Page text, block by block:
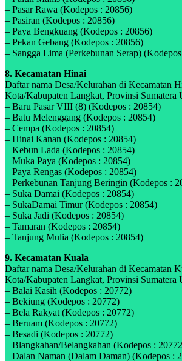
– Pasar Rawa (Kodepos : 20856)
– Pasiran (Kodepos : 20856)
– Paya Bengkuang (Kodepos : 20856)
– Pekan Gebang (Kodepos : 20856)
– Sangga Lima (Perkebunan Serap)
8. Kecamatan Hinai
Daftar nama Desa/Kelurahan di Kecamatan
Kota/Kabupaten Langkat, Provinsi Sumatera
– Baru Pasar VIII (8) (Kodepos : 20854)
– Batu Melenggang (Kodepos : 20854)
– Cempa (Kodepos : 20854)
– Hinai Kanan (Kodepos : 20854)
– Kebun Lada (Kodepos : 20854)
– Muka Paya (Kodepos : 20854)
– Paya Rengas (Kodepos : 20854)
– Perkebunan Tanjung Beringin (Kodepos :
– Suka Damai (Kodepos : 20854)
– SukaDamai Timur (Kodepos : 20854)
– Suka Jadi (Kodepos : 20854)
– Tamaran (Kodepos : 20854)
– Tanjung Mulia (Kodepos : 20854)
9. Kecamatan Kuala
Daftar nama Desa/Kelurahan di Kecamatan
Kota/Kabupaten Langkat, Provinsi Sumatera
– Balai Kasih (Kodepos : 20772)
– Bekiung (Kodepos : 20772)
– Bela Rakyat (Kodepos : 20772)
– Beruam (Kodepos : 20772)
– Besadi (Kodepos : 20772)
– Blangkahan/Belangkahan (Kodepos :
– Dalan Naman (Dalam Daman) (Kodepos :